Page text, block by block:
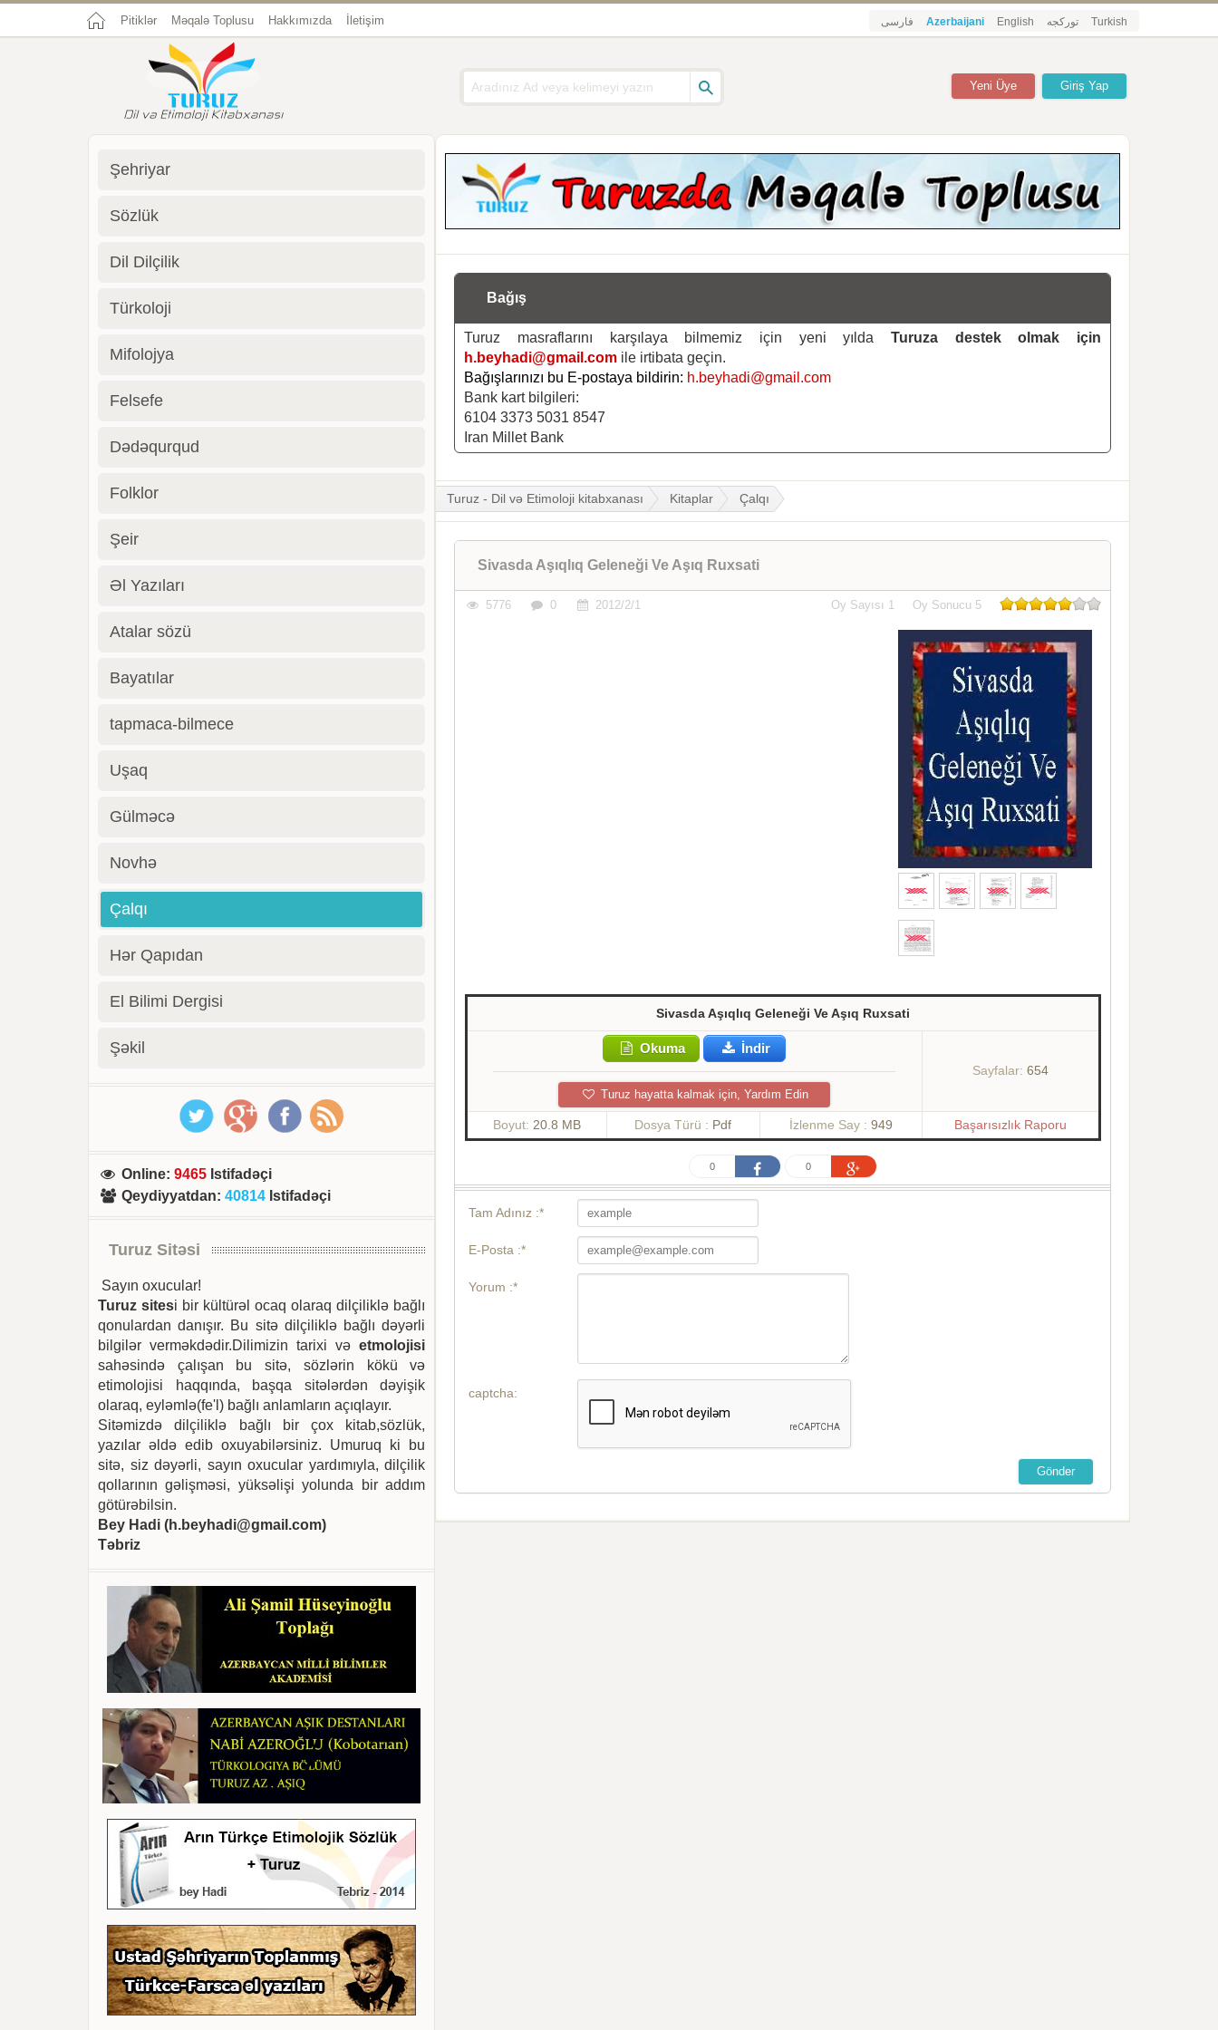
Pitiklər Məqalə Toplusu Hakkımızda İletişim فارسی Azerbaijani English تورکجه Turkish
Giriş Yap
Yeni Üye
Bağış
Turuz masraflarını karşılaya bilmemiz için yeni yıldaTuruza destek olmak için
h.beyhadi@gmail.com ile irtibata geçin.
Bağışlarınızı bu E-postaya bildirin: h.beyhadi@gmail.com
Bank kart bilgileri:
6104 3373 5031 8547
Iran Millet Bank
Turuz - Dil və Etimoloji kitabxanası Kitaplar Çalqı
Sivasda Aşıqlıq Geleneği Ve Aşıq Ruxsati
5776 0 2012/2/1 Oy Sayısı 1 Oy Sonucu 5
Sivasda Aşıqlıq Geleneği Ve Aşıq Ruxsati
Okuma İndir
Turuz hayatta kalmak için, Yardım Edin
Sayfalar: 654
Boyut: 20.8 MB Dosya Türü : Pdf İzlenme Say : 949 Başarısızlık Raporu
0 0
Tam Adınız :*
E-Posta :*
Yorum :*
captcha:
Şehriyar
Sözlük
Dil Dilçilik
Türkoloji
Mifolojya
Felsefe
Dədəqurqud
Folklor
Şeir
Əl Yazıları
Atalar sözü
Bayatılar
tapmaca-bilmece
Uşaq
Gülməcə
Novhə
Çalqı
Hər Qapıdan
El Bilimi Dergisi
Şəkil
Online:9465 Istifadəçi
Qeydiyyatdan:40814 Istifadəçi
Turuz Sitəsi
Sayın oxucular!
Turuz sitesi bir kültürəl ocaq olaraq dilçiliklə bağlı
qonulardan danışır. Bu sitə dilçiliklə bağlı dəyərli
bilgilər verməkdədir.Dilimizin tarixi vəetmolojisi
sahəsində çalışan bu sitə, sözlərin kökü və
etimolojisi haqqında, başqa sitələrdən dəyişik
olaraq, eyləmlə(fe'l) bağlı anlamların açıqlayır.
Sitəmizdə dilçiliklə bağlı bir çox kitab,sözlük,
yazılar əldə edib oxuyabilərsiniz. Umuruq ki bu
sitə, siz dəyərli, sayın oxucular yardımıyla, dilçilik
qollarının gəlişməsi, yüksəlişi yolunda bir addım
götürəbilsin.
Bey Hadi (h.beyhadi@gmail.com)
Təbriz